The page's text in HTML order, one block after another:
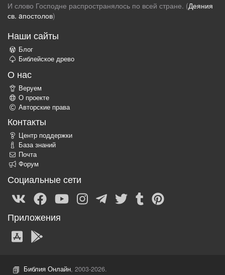
И слово Господне распространялось по всей стране. (Деяния
св. aпостолов)
Наши сайты
Блог
Библейское древо
О нас
Веруем
О проекте
Авторские права
Контакты
Центр поддержки
База знаний
Почта
Форум
Социальные сети
Приложения
Библия Онлайн, 2003-2026.